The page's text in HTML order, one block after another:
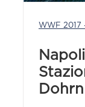
WWF 2017
Dohrn